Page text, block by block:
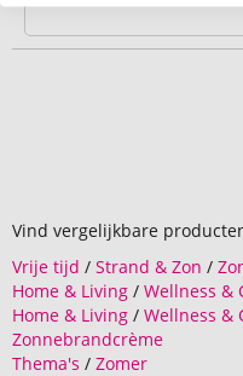
Vind vergelijkbare
Vrije tijd / Strand & Zon /
Home & Living / Wellness &
Home & Living / Wellness &
Zonnebrandcrème
Thema's / Zomer